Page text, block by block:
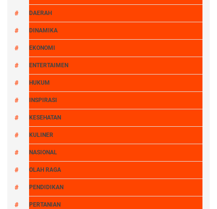
DAERAH
DINAMIKA
EKONOMI
ENTERTAIMEN
HUKUM
INSPIRASI
KESEHATAN
KULINER
NASIONAL
OLAH RAGA
PENDIDIKAN
PERTANIAN